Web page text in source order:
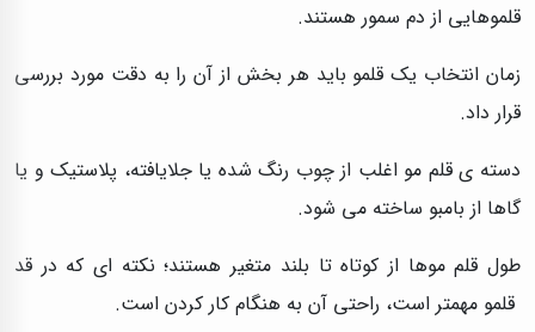
قلموهایی از دم سمور هستند.
زمان انتخاب یک قلمو باید هر بخش از آن را به دقت مورد بررسی
قرار داد.
دسته ی قلم مو اغلب از چوب رنگ شده یا جلایافته، پلاستیک و یا
گاها از بامبو ساخته می شود.
طول قلم موها از کوتاه تا بلند متغیر هستند؛ نکته ای که در قد
قلمو مهمتر است، راحتی آن به هنگام کار کردن است.